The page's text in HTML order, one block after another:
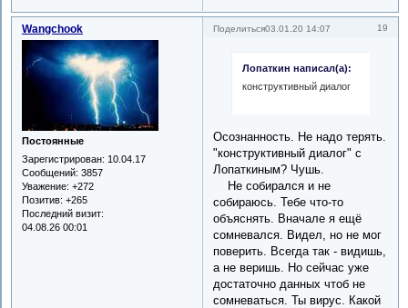
Поделиться 19
03.01.20 14:07
Wangchook
Постоянные
Зарегистрирован: 10.04.17
Сообщений: 3857
Уважение: +272
Позитив: +265
Последний визит:
04.08.26 00:01
Лопаткин написал(а):
конструктивный диалог
Осознанность. Не надо терять.
"конструктивный диалог" с
Лопаткиным? Чушь.
Не собирался и не
собираюсь. Тебе что-то
объяснять. Вначале я ещё
сомневался. Видел, но не мог
поверить. Всегда так - видишь,
а не веришь. Но сейчас уже
достаточно данных чтоб не
сомневаться. Ты вирус. Какой